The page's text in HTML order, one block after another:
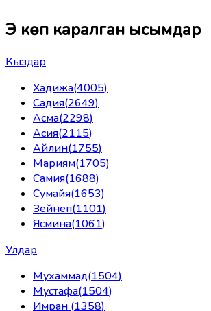
Эң көп каралган ысымдар
Кыздар
Хадижа(4005)
Садия(2649)
Асма(2298)
Асия(2115)
Айлин(1755)
Мариям(1705)
Самия(1688)
Сумайя(1653)
Зейнеп(1101)
Ясмина(1061)
Улдар
Мухаммад(1504)
Мустафа(1504)
Имран (1358)